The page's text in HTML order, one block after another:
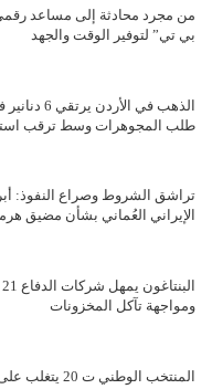
بي تي” لتوفير الوقت والجهد
الذهب في
طلب المجوهرات وسط ترقب
تراشق الشروط وصراع النفوذ:
الإيراني العُماني بشأن مضيق
ومواجهة تآكل المخزونات
المنتخب الوطني ت 20 يتغلب على نظيره الكويتي1-0 وديا